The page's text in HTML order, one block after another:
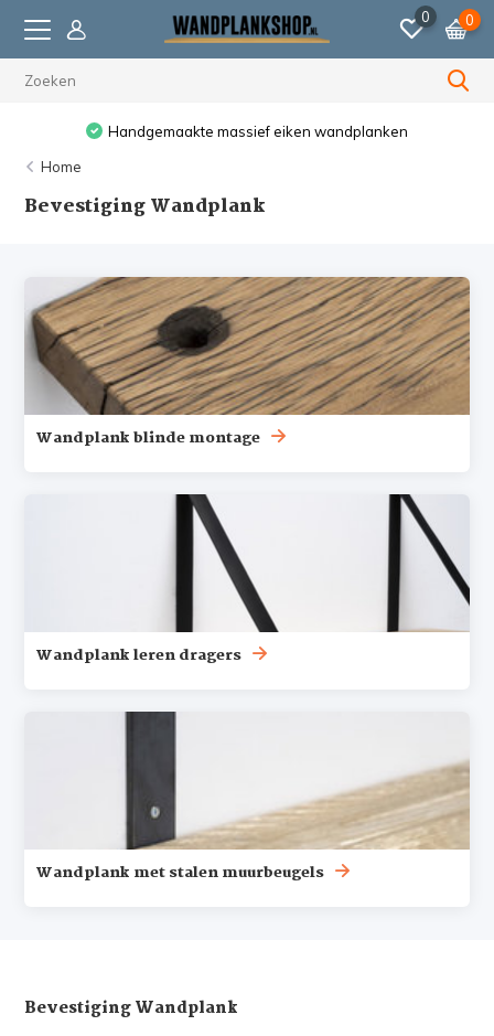
0 0
Handgemaakte massief eiken wandplanken
Home
Bevestiging Wandplank
Wandplank blinde montage
Wandplank leren dragers
Wandplank met stalen muurbeugels
Bevestiging Wandplank